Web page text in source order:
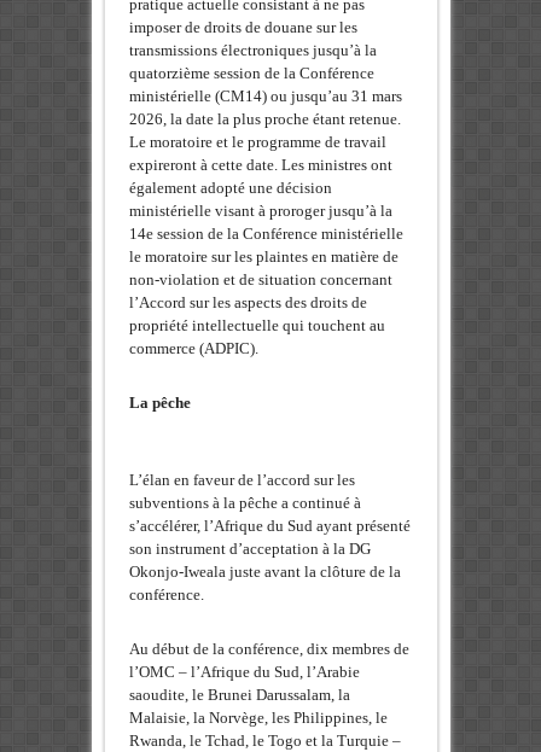
pratique actuelle consistant à ne pas
imposer de droits de douane sur les
transmissions électroniques jusqu’à la
quatorzième session de la Conférence
ministérielle (CM14) ou jusqu’au 31 mars
2026, la date la plus proche étant retenue.
Le moratoire et le programme de travail
expireront à cette date. Les ministres ont
également adopté une décision
ministérielle visant à proroger jusqu’à la
14e session de la Conférence ministérielle
le moratoire sur les plaintes en matière de
non-violation et de situation concernant
l’Accord sur les aspects des droits de
propriété intellectuelle qui touchent au
commerce (ADPIC).
La pêche
L’élan en faveur de l’accord sur les
subventions à la pêche a continué à
s’accélérer, l’Afrique du Sud ayant présenté
son instrument d’acceptation à la DG
Okonjo-Iweala juste avant la clôture de la
conférence.
Au début de la conférence, dix membres de
l’OMC – l’Afrique du Sud, l’Arabie
saoudite, le Brunei Darussalam, la
Malaisie, la Norvège, les Philippines, le
Rwanda, le Tchad, le Togo et la Turquie –